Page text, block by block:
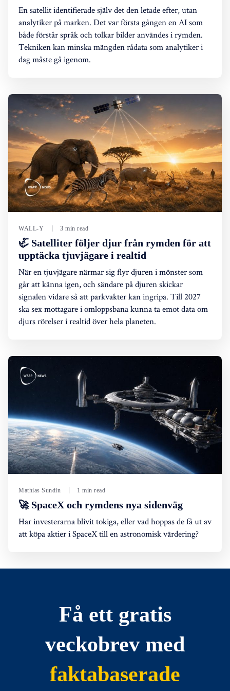
En satellit identifierade själv det den letade efter, utan
analytiker på marken. Det var första gången en AI som
både förstår språk och tolkar bilder användes i rymden.
Tekniken kan minska mängden rådata som analytiker i
dag måste gå igenom.
WALL-Y 3 min read
🦏 Satelliter följer djur från rymden för att
upptäcka tjuvjägare i realtid
När en tjuvjägare närmar sig flyr djuren i mönster som
går att känna igen, och sändare på djuren skickar
signalen vidare så att parkvakter kan ingripa. Till 2027
ska sex mottagare i omloppsbana kunna ta emot data om
djurs rörelser i realtid över hela planeten.
Mathias Sundin 1 min read
🚀 SpaceX och rymdens nya sidenväg
Har investerarna blivit tokiga, eller vad hoppas de få ut av
att köpa aktier i SpaceX till en astronomisk värdering?
Få ett gratis
veckobrev med
faktabaserade